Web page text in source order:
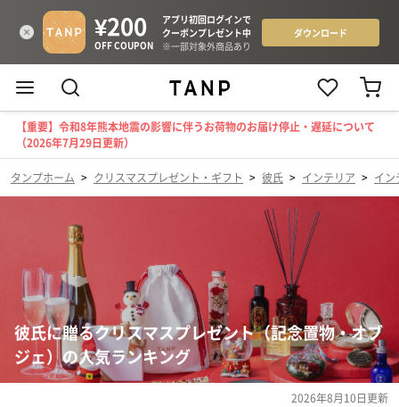
【重要】令和8年熊本地震の影響に伴うお荷物のお届け停止・遅延について
（2026年7月29日更新）
タンプホーム > クリスマスプレゼント・ギフト > 彼氏 > インテリア > イン
彼氏に贈るクリスマスプレゼント（記念置物・オブ
ジェ）の人気ランキング
2026年8月10日更新